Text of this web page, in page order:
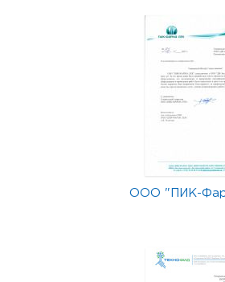
ООО "ПИК-